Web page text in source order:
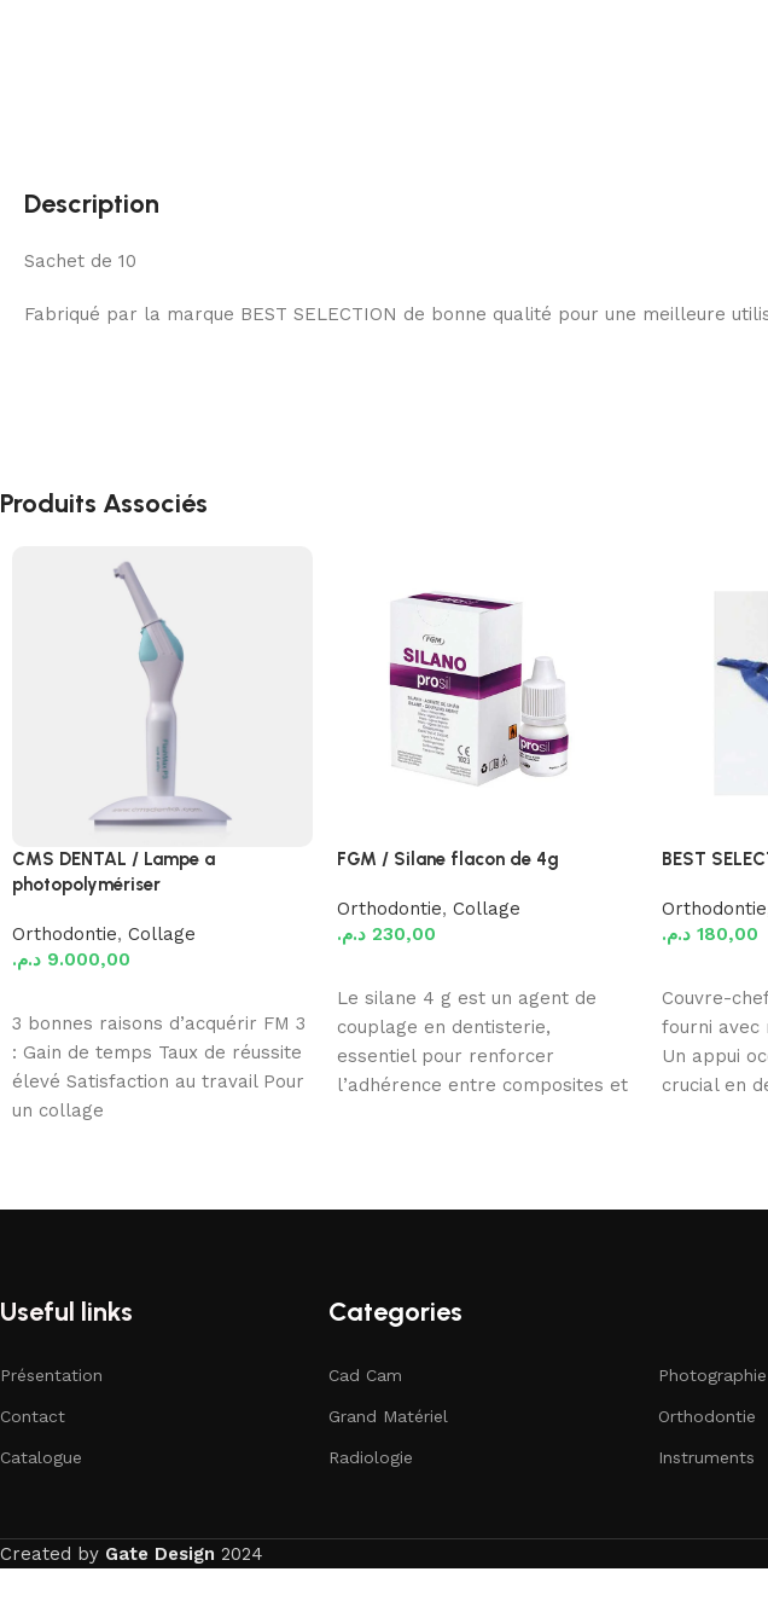
Description
Sachet de 10
Fabriqué par la marque BEST SELECTION de bonne qualité pour une meilleure
Produits Associés
CMS DENTAL / Lampe a
photopolymériser
Orthodontie, Collage
9.000,00 د.م.
3 bonnes raisons d’acquérir FM 3
: Gain de temps Taux de réussite
élevé Satisfaction au travail Pour
un collage
FGM / Silane flacon de 4g
Orthodontie, Collage
230,00 د.م.
Le silane 4 g est un agent de
couplage en dentisterie,
essentiel pour renforcer
l’adhérence entre composites et
BEST
Orthodontie
180,00 د.م.
Couvre-
fourni avec
Un appui
crucial en
Useful links
Présentation
Contact
Catalogue
Categories
Cad Cam
Grand Matériel
Radiologie
Photographie
Orthodontie
Instruments
Created by Gate Design 2024